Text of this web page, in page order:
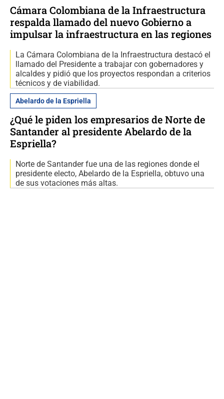
Cámara Colombiana de la Infraestructura
respalda llamado del nuevo Gobierno a
impulsar la infraestructura en las regiones
La Cámara Colombiana de la Infraestructura destacó el
llamado del Presidente a trabajar con gobernadores y
alcaldes y pidió que los proyectos respondan a criterios
técnicos y de viabilidad.
Abelardo de la Espriella
¿Qué le piden los empresarios de Norte de
Santander al presidente Abelardo de la
Espriella?
Norte de Santander fue una de las regiones donde el
presidente electo, Abelardo de la Espriella, obtuvo una
de sus votaciones más altas.